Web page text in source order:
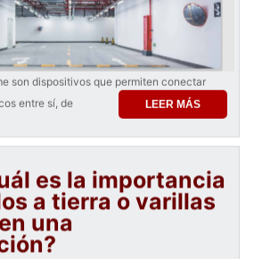
son dispositivos que permiten conectar
entre sí, de
LEER MÁS
es la importancia
a tierra o varillas
una